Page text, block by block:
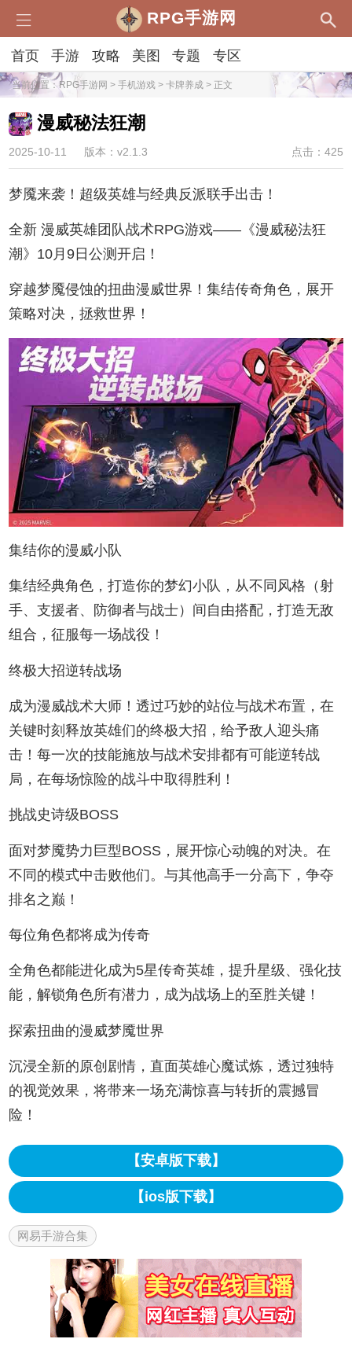
RPG手游网
首页 手游 攻略 美图 专题 专区
当前位置：RPG手游网 > 手机游戏 > 卡牌养成 > 正文
漫威秘法狂潮
2025-10-11 版本：v2.1.3 点击：425
梦魇来袭！超级英雄与经典反派联手出击！
全新 漫威英雄团队战术RPG游戏——《漫威秘法狂
潮》10月9日公测开启！
穿越梦魇侵蚀的扭曲漫威世界！集结传奇角色，展开
策略对决，拯救世界！
集结你的漫威小队
集结经典角色，打造你的梦幻小队，从不同风格（射
手、支援者、防御者与战士）间自由搭配，打造无敌
组合，征服每一场战役！
终极大招逆转战场
成为漫威战术大师！透过巧妙的站位与战术布置，在
关键时刻释放英雄们的终极大招，给予敌人迎头痛
击！每一次的技能施放与战术安排都有可能逆转战
局，在每场惊险的战斗中取得胜利！
挑战史诗级BOSS
面对梦魇势力巨型BOSS，展开惊心动魄的对决。在
不同的模式中击败他们。与其他高手一分高下，争夺
排名之巅！
每位角色都将成为传奇
全角色都能进化成为5星传奇英雄，提升星级、强化技
能，解锁角色所有潜力，成为战场上的至胜关键！
探索扭曲的漫威梦魇世界
沉浸全新的原创剧情，直面英雄心魔试炼，透过独特
的视觉效果，将带来一场充满惊喜与转折的震撼冒
险！
【安卓版下载】
【ios版下载】
网易手游合集